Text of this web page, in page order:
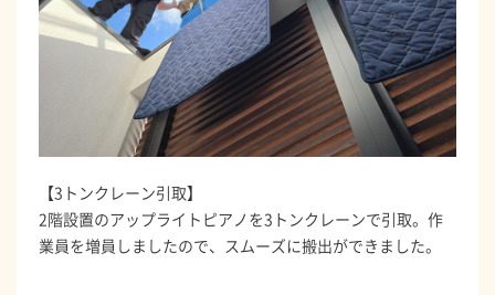
【3トンクレーン引取】
2階設置のアップライトピアノを3トンクレーンで引取。作
業員を増員しましたので、スムーズに搬出ができました。